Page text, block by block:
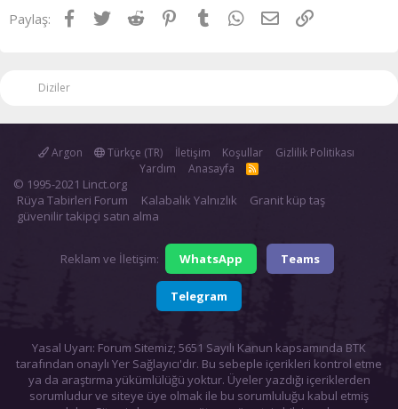
Paylaş: Facebook
TwitterReddit Pinterest
Tumblr WhatsApp
E-postaLink
Diziler
Argon Türkçe (TR) İletişim Koşullar
Gizlilik Politikası
Yardım
Anasayfa
R
S
© 1995-2021 Linct.org
Rüya Tabirleri Forum
Kalabalık Yalnızlık
Granit küp taş
güvenilir takipçi satın alma
Reklam ve İletişim: WhatsApp Teams
Telegram
Yasal Uyarı: Forum Sitemiz; 5651 Sayılı Kanun kapsamında BTK
tarafından onaylı Yer Sağlayıcı'dır. Bu sebeple içerikleri kontrol etme
ya da araştırma yükümlülüğü yoktur. Üyeler yazdığı içeriklerden
sorumludur ve siteye üye olmak ile bu sorumluluğu kabul etmiş